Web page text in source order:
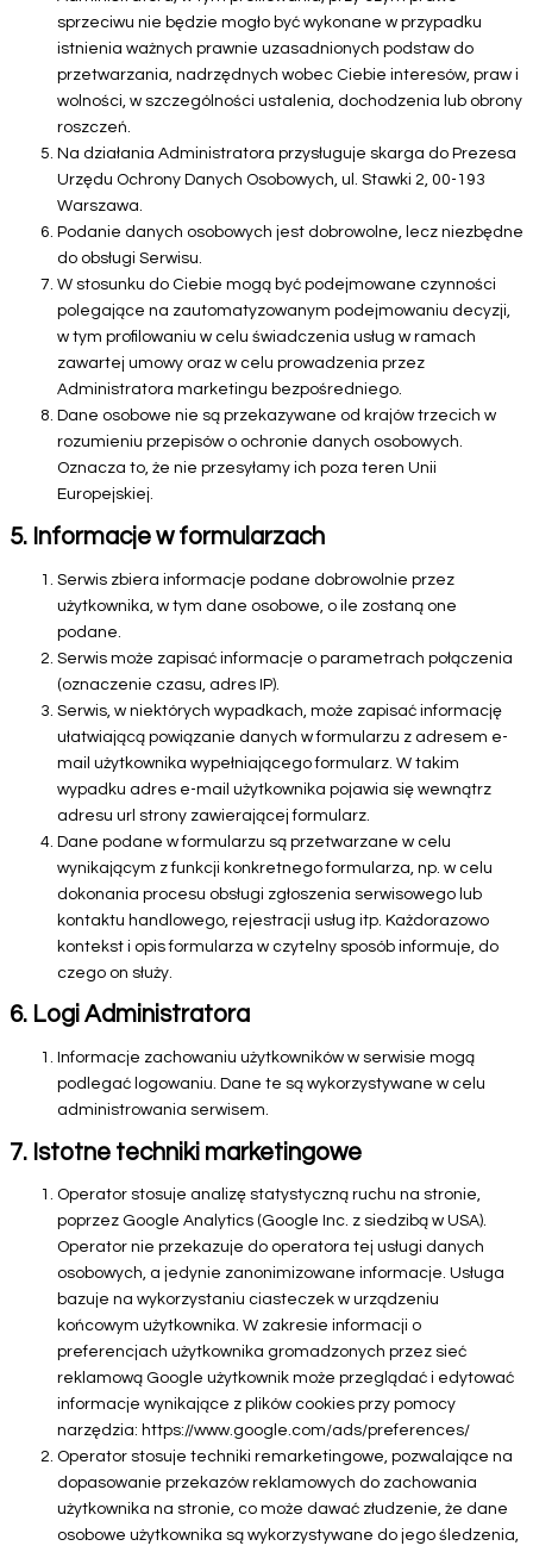
sprzeciwu nie będzie mogło być wykonane w przypadku
istnienia ważnych prawnie uzasadnionych podstaw do
przetwarzania, nadrzędnych wobec Ciebie interesów, praw i
wolności, w szczególności ustalenia, dochodzenia lub obrony
roszczeń.
Na działania Administratora przysługuje skarga do Prezesa
Urzędu Ochrony Danych Osobowych, ul. Stawki 2, 00-193
Warszawa.
Podanie danych osobowych jest dobrowolne, lecz niezbędne
do obsługi Serwisu.
W stosunku do Ciebie mogą być podejmowane czynności
polegające na zautomatyzowanym podejmowaniu decyzji,
w tym profilowaniu w celu świadczenia usług w ramach
zawartej umowy oraz w celu prowadzenia przez
Administratora marketingu bezpośredniego.
Dane osobowe nie są przekazywane od krajów trzecich w
rozumieniu przepisów o ochronie danych osobowych.
Oznacza to, że nie przesyłamy ich poza teren Unii
Europejskiej.
5. Informacje w formularzach
Serwis zbiera informacje podane dobrowolnie przez
użytkownika, w tym dane osobowe, o ile zostaną one
podane.
Serwis może zapisać informacje o parametrach połączenia
(oznaczenie czasu, adres IP).
Serwis, w niektórych wypadkach, może zapisać informację
ułatwiającą powiązanie danych w formularzu z adresem e-
mail użytkownika wypełniającego formularz. W takim
wypadku adres e-mail użytkownika pojawia się wewnątrz
adresu url strony zawierającej formularz.
Dane podane w formularzu są przetwarzane w celu
wynikającym z funkcji konkretnego formularza, np. w celu
dokonania procesu obsługi zgłoszenia serwisowego lub
kontaktu handlowego, rejestracji usług itp. Każdorazowo
kontekst i opis formularza w czytelny sposób informuje, do
czego on służy.
6. Logi Administratora
Informacje zachowaniu użytkowników w serwisie mogą
podlegać logowaniu. Dane te są wykorzystywane w celu
administrowania serwisem.
7. Istotne techniki marketingowe
Operator stosuje analizę statystyczną ruchu na stronie,
poprzez Google Analytics (Google Inc. z siedzibą w USA).
Operator nie przekazuje do operatora tej usługi danych
osobowych, a jedynie zanonimizowane informacje. Usługa
bazuje na wykorzystaniu ciasteczek w urządzeniu
końcowym użytkownika. W zakresie informacji o
preferencjach użytkownika gromadzonych przez sieć
reklamową Google użytkownik może przeglądać i edytować
informacje wynikające z plików cookies przy pomocy
narzędzia: https://www.google.com/ads/preferences/
Operator stosuje techniki remarketingowe, pozwalające na
dopasowanie przekazów reklamowych do zachowania
użytkownika na stronie, co może dawać złudzenie, że dane
osobowe użytkownika są wykorzystywane do jego śledzenia,